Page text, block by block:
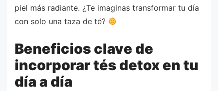
piel más radiante. ¿Te imaginas transformar tu día
con solo una taza de té?
Beneficios clave de
incorporar tés detox en tu
día a día